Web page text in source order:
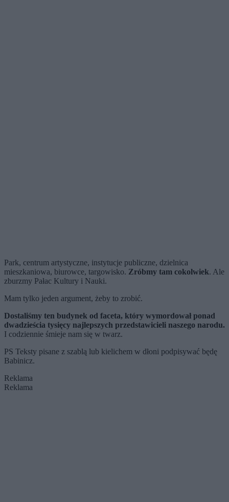
Park, centrum artystyczne, instytucje publiczne, dzielnica
mieszkaniowa, biurowce, targowisko. Zróbmy tam cokolwiek. Ale
zburzmy Pałac Kultury i Nauki.
Mam tylko jeden argument, żeby to zrobić.
Dostaliśmy ten budynek od faceta, który wymordował ponad
dwadzieścia tysięcy najlepszych przedstawicieli naszego narodu.
I codziennie śmieje nam się w twarz.
PS Teksty pisane z szablą lub kielichem w dłoni podpisywać będę
Babinicz.
Reklama
Reklama